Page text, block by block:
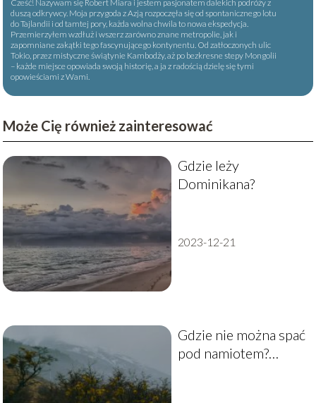
Cześć! Nazywam się Robert Miara i jestem pasjonatem dalekich podróży z
duszą odkrywcy. Moja przygoda z Azją rozpoczęła się od spontanicznego lotu
do Tajlandii i od tamtej pory, każda wolna chwila to nowa ekspedycja.
Przemierzyłem wzdłuż i wszerz zarówno znane metropolie, jak i
zapomniane zakątki tego fascynującego kontynentu. Od zatłoczonych ulic
Tokio, przez mistyczne świątynie Kambodży, aż po bezkresne stepy Mongolii
– każde miejsce opowiada swoją historię, a ja z radością dzielę się tymi
opowieściami z Wami.
Może Cię również zainteresować
Gdzie leży
Dominikana?
2023-12-21
Gdzie nie można spać
pod namiotem?